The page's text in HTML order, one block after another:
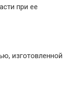
при ее
изготовленной